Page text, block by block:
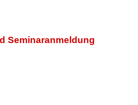
Seminaranmeldung